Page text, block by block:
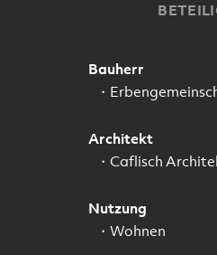
Bauherr
Architekt
Caflisch
Nutzung
Wohnen